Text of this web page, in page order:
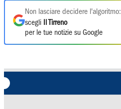
Non lasciare decidere l'algoritmo:
scegli
Il Tirreno
per le tue notizie su Google